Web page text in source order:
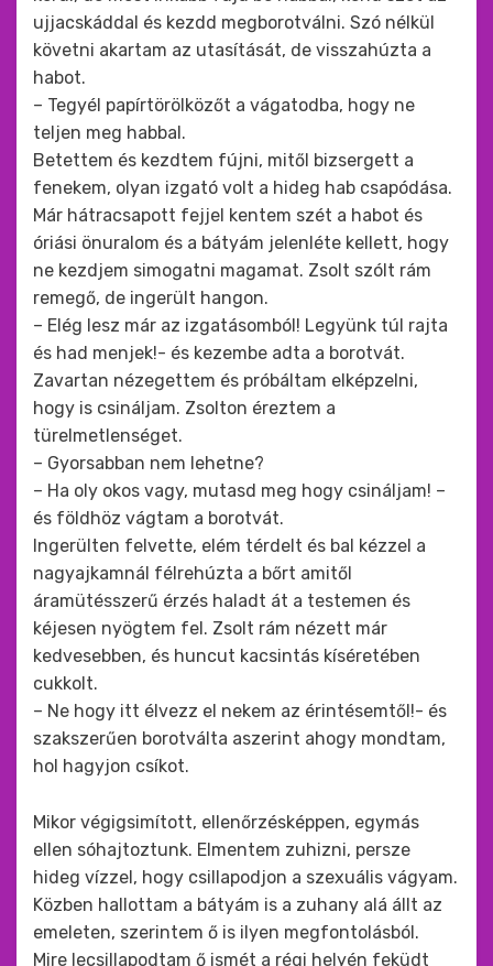
ujjacskáddal és kezdd megborotválni. Szó nélkül
követni akartam az utasítását, de visszahúzta a
habot.
– Tegyél papírtörölközőt a vágatodba, hogy ne
teljen meg habbal.
Betettem és kezdtem fújni, mitől bizsergett a
fenekem, olyan izgató volt a hideg hab csapódása.
Már hátracsapott fejjel kentem szét a habot és
óriási önuralom és a bátyám jelenléte kellett, hogy
ne kezdjem simogatni magamat. Zsolt szólt rám
remegő, de ingerült hangon.
– Elég lesz már az izgatásomból! Legyünk túl rajta
és had menjek!- és kezembe adta a borotvát.
Zavartan nézegettem és próbáltam elképzelni,
hogy is csináljam. Zsolton éreztem a
türelmetlenséget.
– Gyorsabban nem lehetne?
– Ha oly okos vagy, mutasd meg hogy csináljam! –
és földhöz vágtam a borotvát.
Ingerülten felvette, elém térdelt és bal kézzel a
nagyajkamnál félrehúzta a bőrt amitől
áramütésszerű érzés haladt át a testemen és
kéjesen nyögtem fel. Zsolt rám nézett már
kedvesebben, és huncut kacsintás kíséretében
cukkolt.
– Ne hogy itt élvezz el nekem az érintésemtől!- és
szakszerűen borotválta aszerint ahogy mondtam,
hol hagyjon csíkot.
Mikor végigsimított, ellenőrzésképpen, egymás
ellen sóhajtoztunk. Elmentem zuhizni, persze
hideg vízzel, hogy csillapodjon a szexuális vágyam.
Közben hallottam a bátyám is a zuhany alá állt az
emeleten, szerintem ő is ilyen megfontolásból.
Mire lecsillapodtam ő ismét a régi helyén feküdt